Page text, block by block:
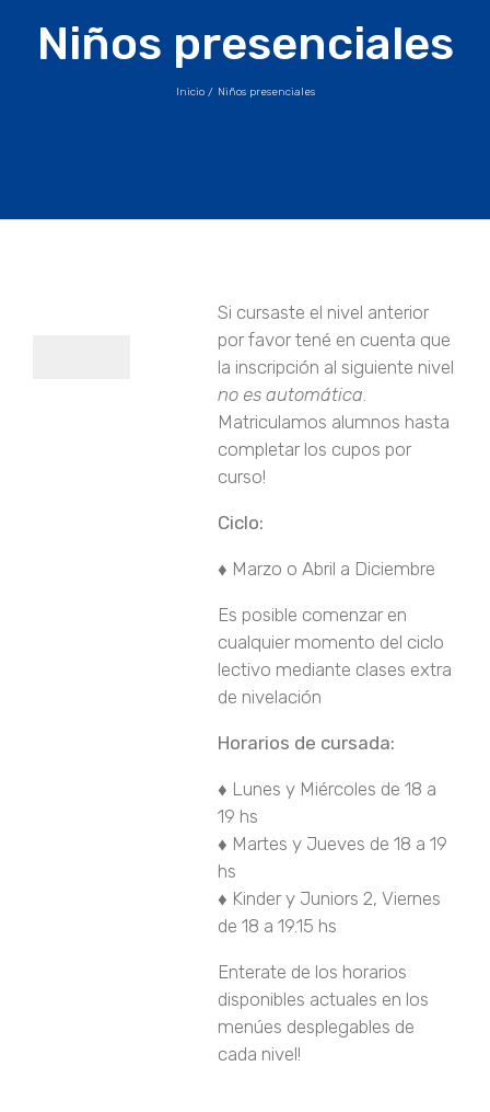
Niños presenciales
Inicio Niños presenciales
Si cursaste el nivel anterior
por favor tené en cuenta que
la inscripción al siguiente nivel
no es automática.
Matriculamos alumnos hasta
completar los cupos por
curso!
Ciclo:
♦ Marzo o Abril a Diciembre
Es posible comenzar en
cualquier momento del ciclo
lectivo mediante clases extra
de nivelación
Horarios de cursada:
♦ Lunes y Miércoles de 18 a
19 hs
♦ Martes y Jueves de 18 a 19
hs
♦ Kinder y Juniors 2, Viernes
de 18 a 19.15 hs
Enterate de los horarios
disponibles actuales en los
menúes desplegables de
cada nivel!